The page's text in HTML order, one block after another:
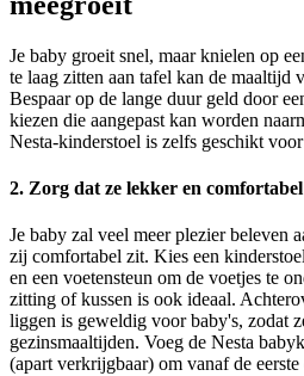
Je baby groeit snel, maar knielen op
te laag zitten aan tafel kan de maaltijd
Bespaar op de lange duur geld door
kiezen die aangepast kan worden
Nesta-kinderstoel is zelfs geschikt
2. Zorg dat ze lekker en
Je baby zal veel meer plezier beleven
zij comfortabel zit. Kies een
en een voetensteun om de voetjes te
zitting of kussen is ook ideaal.
liggen is geweldig voor baby's, zodat
gezinsmaaltijden. Voeg de Nesta
(apart verkrijgbaar) om vanaf de